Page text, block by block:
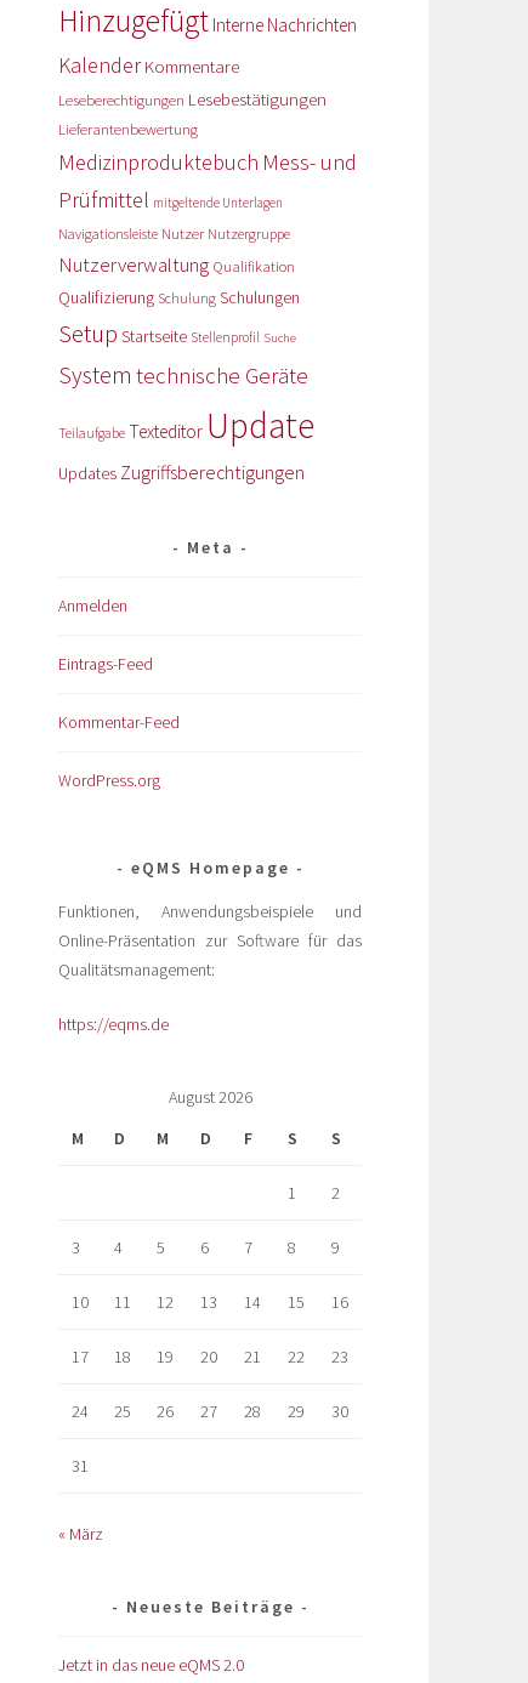
Hinzugefügt Interne Nachrichten
Kalender Kommentare
Leseberechtigungen Lesebestätigungen
Lieferantenbewertung
Medizinproduktebuch Mess- und
Prüfmittel mitgeltende Unterlagen
Navigationsleiste Nutzer Nutzergruppe
Nutzerverwaltung Qualifikation
Qualifizierung Schulung Schulungen
Setup Startseite Stellenprofil Suche
System technische Geräte
Teilaufgabe Texteditor Update
Updates Zugriffsberechtigungen
Meta
Anmelden
Eintrags-Feed
Kommentar-Feed
WordPress.org
eQMS Homepage
Funktionen, Anwendungsbeispiele und
Online-Präsentation zur Software für das
Qualitätsmanagement:
https://eqms.de
August 2026
M
D M D F S S
1 2
3 4 5 6 7 8 9
10 11 12 13 14 15 16
17 18 19 20 21 22 23
24 25 26 27 28 29 30
31
« März
Neueste Beiträge
Jetzt in das neue eQMS 2.0